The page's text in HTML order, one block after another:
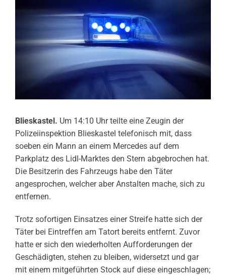
Blieskastel. Um 14:10 Uhr teilte eine Zeugin der
Polizeiinspektion Blieskastel telefonisch mit, dass
soeben ein Mann an einem Mercedes auf dem
Parkplatz des Lidl-Marktes den Stern abgebrochen hat.
Die Besitzerin des Fahrzeugs habe den Täter
angesprochen, welcher aber Anstalten mache, sich zu
entfernen.
Trotz sofortigen Einsatzes einer Streife hatte sich der
Täter bei Eintreffen am Tatort bereits entfernt. Zuvor
hatte er sich den wiederholten Aufforderungen der
Geschädigten, stehen zu bleiben, widersetzt und gar
mit einem mitgeführten Stock auf diese eingeschlagen;